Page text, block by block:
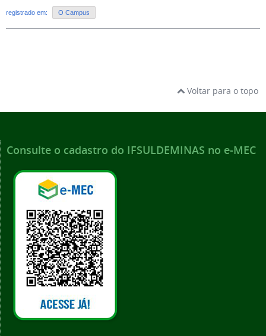
registrado em: O Campus
Voltar para o topo
Consulte o cadastro do IFSULDEMINAS no e-MEC